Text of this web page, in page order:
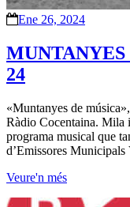
Ene 26, 2024
MUNTANYES
24
«Muntanyes de
Ràdio Cocentaina. Mila
programa musical que
d’Emissores Municipals
Veure'n més